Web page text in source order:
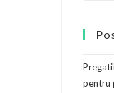
pentru